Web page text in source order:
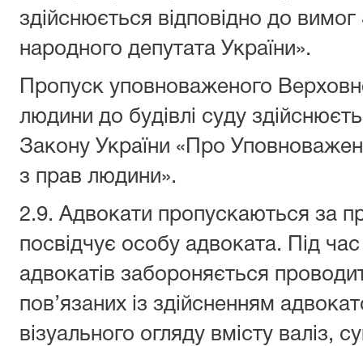
здійснюється відповідно до
народного депутата України».
Пропуск уповноваженого
людини до будівлі суду
Закону України «Про
з прав людини».
2.9. Адвокати пропускаються за
посвідчує особу адвоката. Під
адвокатів забороняється
пов’язаних із здійсненням
візуального огляду вмісту валіз,